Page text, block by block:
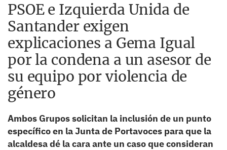
PSOE e Izquierda Unida de
Santander exigen
explicaciones a Gema Igual
por la condena a un asesor de
su equipo por violencia de
género
Ambos Grupos solicitan la inclusión de un punto
específico en la Junta de Portavoces para que la
alcaldesa dé la cara ante un caso que consideran